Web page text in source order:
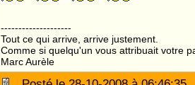
--------------------
Tout ce qui arrive, arrive justement.
Comme si quelqu'un vous attribuait votre
Marc Aurèle